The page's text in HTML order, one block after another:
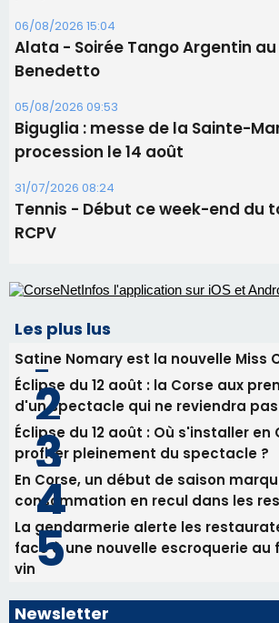
31/07/2026 08:24
Tennis - Début ce week-end du
RCPV
Les plus lus
Satine Nomary est la nouvelle Miss
Éclipse du 12 août : la Corse aux
d'un spectacle qui ne reviendra pas
profiter pleinement du spectacle ?
consommation en recul dans les
La gendarmerie alerte les
face à une nouvelle escroquerie au
vin
Newsletter
Inscrivez-vous à la newsletter de CNI
email les infos les plus importantes et
nos meilleurs articles